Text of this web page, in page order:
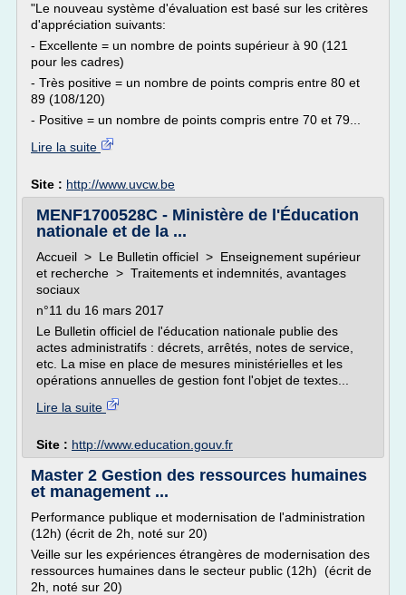
"Le nouveau système d'évaluation est basé sur les critères
d'appréciation suivants:
- Excellente = un nombre de points supérieur à 90 (121
pour les cadres)
- Très positive = un nombre de points compris entre 80 et
89 (108/120)
- Positive = un nombre de points compris entre 70 et 79...
Lire la suite
Site : http://www.uvcw.be
MENF1700528C - Ministère de l'Éducation
nationale et de la ...
Accueil > Le Bulletin officiel > Enseignement supérieur
et recherche > Traitements et indemnités, avantages
sociaux
n°11 du 16 mars 2017
Le Bulletin officiel de l'éducation nationale publie des
actes administratifs : décrets, arrêtés, notes de service,
etc. La mise en place de mesures ministérielles et les
opérations annuelles de gestion font l'objet de textes...
Lire la suite
Site : http://www.education.gouv.fr
Master 2 Gestion des ressources humaines
et management ...
Performance publique et modernisation de l'administration
(12h) (écrit de 2h, noté sur 20)
Veille sur les expériences étrangères de modernisation des
ressources humaines dans le secteur public (12h) (écrit de
2h, noté sur 20)